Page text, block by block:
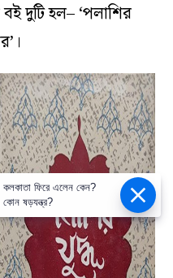
দুটি হল– ‘পলাশির
কলকাতা ফিরে এলেন কেন?
কোন ষড়যন্ত্র?